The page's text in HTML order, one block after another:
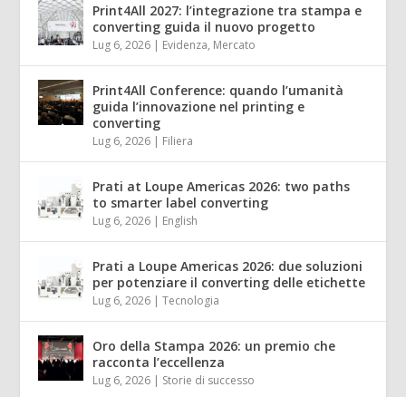
Print4All 2027: l’integrazione tra stampa e
converting guida il nuovo progetto
Lug 6, 2026 | Evidenza, Mercato
Print4All Conference: quando l’umanità
guida l’innovazione nel printing e
converting
Lug 6, 2026 | Filiera
Prati at Loupe Americas 2026: two paths
to smarter label converting
Lug 6, 2026 | English
Prati a Loupe Americas 2026: due soluzioni
per potenziare il converting delle etichette
Lug 6, 2026 |Tecnologia
Oro della Stampa 2026: un premio che
racconta l’eccellenza
Lug 6, 2026 | Storie di successo